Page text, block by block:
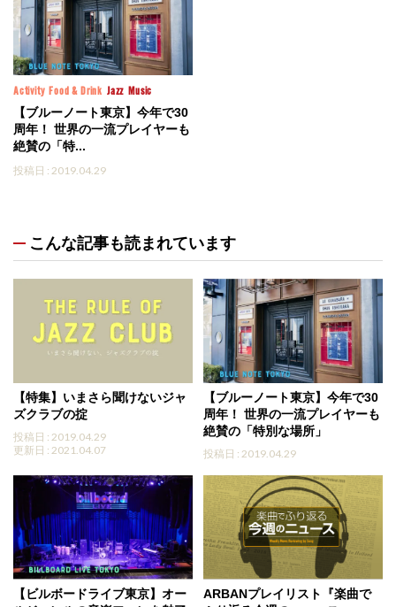
Activity Food & Drink Jazz Music
【ブルーノート東京】今年で30
周年！ 世界の一流プレイヤーも
絶賛の「特...
投稿日 : 2019.04.29
こんな記事も読まれています
【特集】いまさら聞けないジャ
ズクラブの掟
投稿日 : 2019.04.29
更新日 : 2021.04.07
【ブルーノート東京】今年で30
周年！ 世界の一流プレイヤーも
絶賛の「特別な場所」
投稿日 : 2019.04.29
【ビルボードライブ東京】オー
ARBANプレイリスト『楽曲で